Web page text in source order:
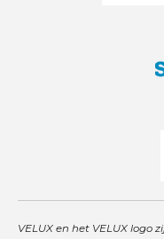
VELUX en het VELUX logo